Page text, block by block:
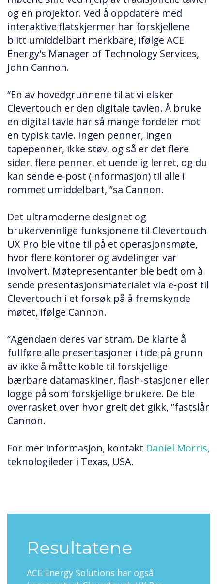
og en projektor. Ved å oppdatere med
interaktive flatskjermer har forskjellene
blitt umiddelbart merkbare, ifølge ACE
Energy's Manager of Technology Services,
John Cannon.
“En av hovedgrunnene til at vi elsker
Clevertouch er den digitale tavlen. Å bruke
en digital tavle har så mange fordeler mot
en typisk tavle. Ingen penner, ingen
tapepenner, ikke støv, og så er det flere
sider, flere penner, et uendelig lerret, og du
kan sende e-post (informasjon) til alle i
rommet umiddelbart, ”sa Cannon.
Det ultramoderne designet og
brukervennlige funksjonene til Clevertouch
UX Pro ble vitne til på et operasjonsmøte,
hvor flere kontorer og avdelinger var
involvert. Møtepresentanter ble bedt om å
sende presentasjonsmaterialet via e-post til
Clevertouch i et forsøk på å fremskynde
møtet, ifølge Cannon.
“Agendaen deres var stram. De klarte å
fullføre alle presentasjoner i tide på grunn
av ikke å måtte koble til forskjellige
bærbare datamaskiner, flash-stasjoner eller
logge på som forskjellige brukere. De ble
overrasket over hvor greit det gikk, ”fastslår
Cannon.
For mer informasjon, kontakt Daniel Morris,
teknologileder i Texas, USA.
Resultatene
ACE Energy Solutions har også